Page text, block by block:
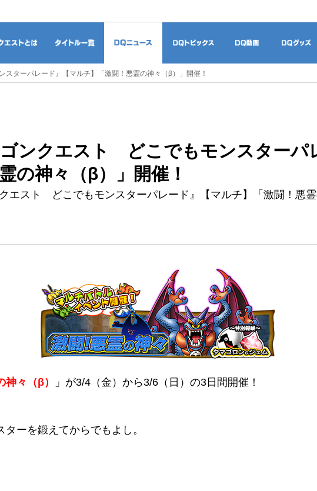
スターパレード』【マルチ】「激闘！悪霊の神々（β）」開催！
ゴンクエスト どこでもモンスターパ
の神々（β）」開催！
クエスト どこでもモンスターパレード』【マルチ】「激闘！悪霊
々（β） 」が3/4（金）から3/6（日）の3日間開催！
ーを鍛えてからでもよし。